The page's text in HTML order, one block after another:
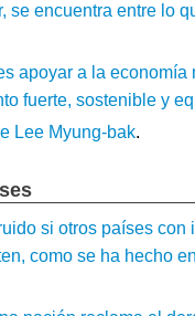
se encuentra entre lo
apoyar a la economía
fuerte, sostenible y
Lee Myung-bak.
si otros países con
como se ha hecho